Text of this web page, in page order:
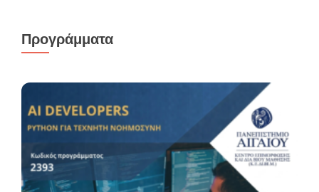
Προγράμματα